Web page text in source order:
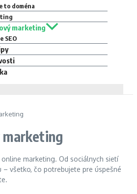
to doména
marketing
SEO
marketing. Od sociálnych sietí
– všetko, čo potrebujete pre úspešné